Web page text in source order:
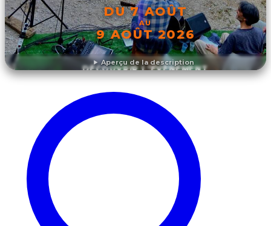
Aperçu de la description
DU 7 AOÛT
AU
9 AOÛT 2026
DÉCOUVRIR L'ÉVÉNEMENT